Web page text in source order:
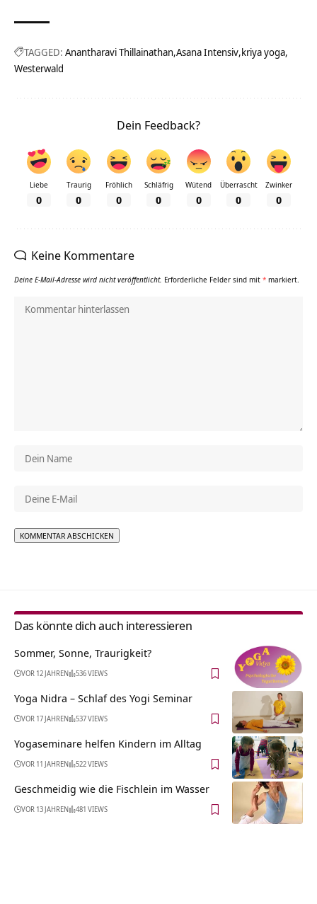
TAGGED: Anantharavi Thillainathan Asana Intensiv kriya yoga
Westerwald
Dein Feedback?
Liebe
0
Traurig
0
Fröhlich
0
Schläfrig
0
Wütend
0
Überrascht
0
Zwinker
0
Keine Kommentare
Deine E-Mail-Adresse wird nicht veröffentlicht. Erforderliche Felder sind mit * markiert.
Das könnte dich auch interessieren
Sommer, Sonne, Traurigkeit?
VOR 12 JAHREN 536 VIEWS
Yoga Nidra – Schlaf des Yogi Seminar
VOR 17 JAHREN 537 VIEWS
Yogaseminare helfen Kindern im Alltag
VOR 11 JAHREN 522 VIEWS
Geschmeidig wie die Fischlein im Wasser
VOR 13 JAHREN 481 VIEWS